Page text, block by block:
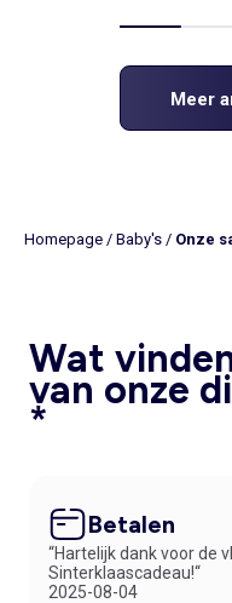
Meer
Homepage / Baby's / Onze
Wat
van onze
*
Betalen
“Hartelijk dank voor de
Sinterklaascadeau!“
2025-08-04